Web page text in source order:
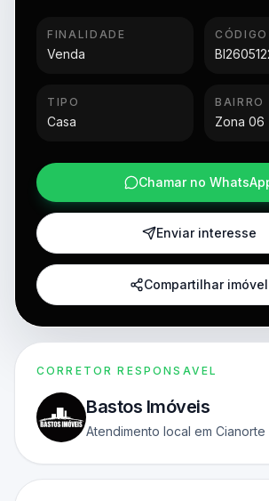
FINALIDADE
Venda
CÓDIGO
TIPO
Casa
BAIRRO
Zona 06
Chamar no
Enviar interesse
Compartilhar imóvel
CORRETOR RESPONSAVEL
Bastos Imóveis
Atendimento local em Cianorte